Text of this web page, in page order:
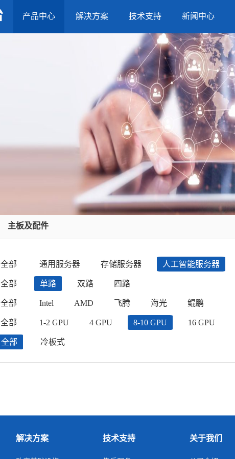
产品中心 解决方案 技术支持 新闻中心
主板及配件
全部 通用服务器 存储服务器 人工智能服务器
全部 单路 双路 四路
全部 Intel AMD 飞腾 海光 鲲鹏
全部 1-2 GPU 4 GPU 8-10 GPU 16 GPU
全部 冷板式
解决方案 技术支持 关于我们